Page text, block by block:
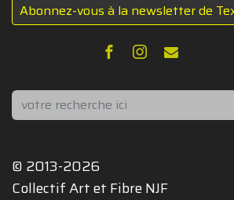
Abonnez-vous à la newsletter de
Rechercher
© 2013-2026
Collectif Art et Fibre NJF